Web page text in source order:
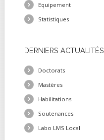
Equipement
Statistiques
DERNIERS ACTUALITÉS
Doctorats
Mastères
Habilitations
Soutenances
Labo LMS Local